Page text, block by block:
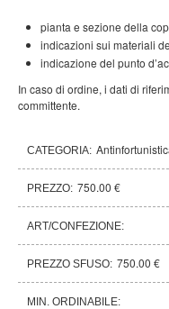
pianta e sezione della
indicazioni sui materiali
indicazione del punto
In caso di ordine, i dati di
committente.
CATEGORIA:
PREZZO: 750.00 €
ART/CONFEZIONE:
PREZZO SFUSO: 750.00 €
MIN. ORDINABILE: